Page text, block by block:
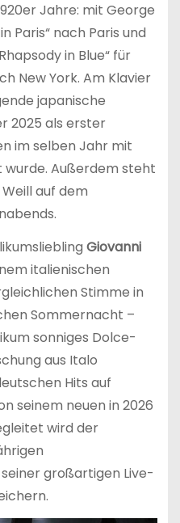
Jahre: mit George
Paris“ nach Paris und
in Blue“ für
New York. Am Klavier
japanische
2025 als erster
im selben Jahr mit
wurde. Außerdem steht
auf dem
Giovanni
italienischen
Stimme in
Sommernacht –
sonniges Dolce-
aus Italo
Hits auf
seinem neuen in 2026
wird der
großartigen Live-